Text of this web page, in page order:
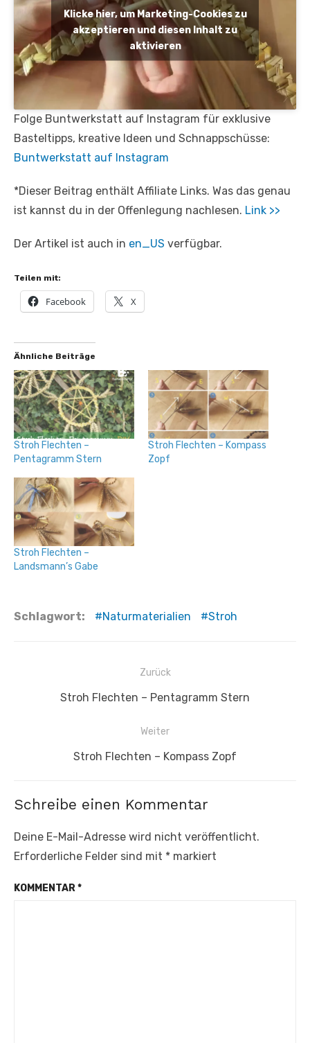
Klicke hier, um Marketing-Cookies zu
akzeptieren und diesen Inhalt zu
aktivieren
Folge Buntwerkstatt auf Instagram für exklusive
Basteltipps, kreative Ideen und Schnappschüsse:
Buntwerkstatt auf Instagram
*Dieser Beitrag enthält Affiliate Links. Was das genau
ist kannst du in der Offenlegung nachlesen. Link >>
Der Artikel ist auch in en_US verfügbar.
Teilen mit:
Facebook X
Ähnliche Beiträge
Stroh Flechten –
Pentagramm Stern
Stroh Flechten – Kompass
Zopf
Stroh Flechten –
Landsmann’s Gabe
Schlagwort: Naturmaterialien Stroh
Beitragsnavigation
Zurück
Vorheriger
Stroh Flechten – Pentagramm Stern
Weiter
Nächster
Stroh Flechten – Kompass Zopf
Schreibe einen Kommentar
Deine E-Mail-Adresse wird nicht veröffentlicht.
Erforderliche Felder sind mit * markiert
KOMMENTAR*